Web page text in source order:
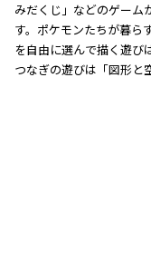
みだくじ」などのゲーム
す。ポケモンたちが暮ら
を自由に選んで描く遊び
つなぎの遊びは「図形と